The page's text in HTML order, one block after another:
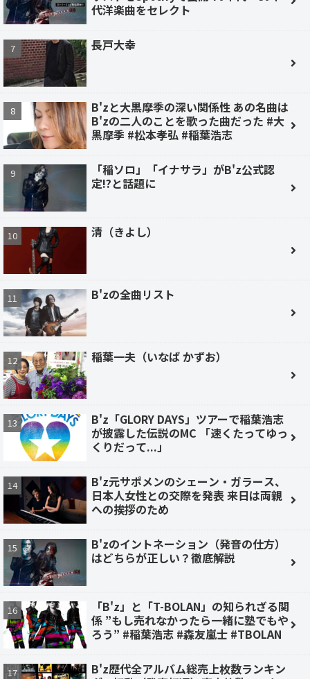
代洋楽曲をセレクト
長戸大幸
B'zと大黒摩季の深い関係性 あの名曲は
B'zの二人のことを歌った曲だった #大
黒摩季 #松本孝弘 #稲葉浩志
「稲ソロ」「イナサラ」がB'z公式認
定!?と話題に
清（きよし）
B'zの全曲リスト
稲葉一夫（いなば かずお）
B'z「GLORY DAYS」ツアーで稲葉浩志
が披露した伝説のMC 「速くたってゆっ
くりだって...」
B'z元サポメンのシェーン・ガラース、
日本人女性との交際を発表 来日は両親
への挨拶のため
B'zのイントネーション（発音の仕方）
はどちらが正しい？徹底解説
「B'z」と「T-BOLAN」の知られざる関
係 ”もし売れなかったら一緒に塾でもや
ろう” #稲葉浩志 #森友嵐士 #TBOLAN
B'z歴代全アルバム総売上枚数ランキン